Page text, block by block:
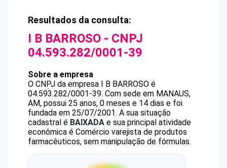
Resultados da consulta:
I B BARROSO - CNPJ
04.593.282/0001-39
Sobre a empresa
O CNPJ da empresa I B BARROSO é
04.593.282/0001-39. Com sede em MANAUS,
AM, possui 25 anos, 0 meses e 14 dias e foi
fundada em 25/07/2001. A sua situação
cadastral é BAIXADA e sua principal atividade
econômica é Comércio varejista de produtos
farmacêuticos, sem manipulação de fórmulas.